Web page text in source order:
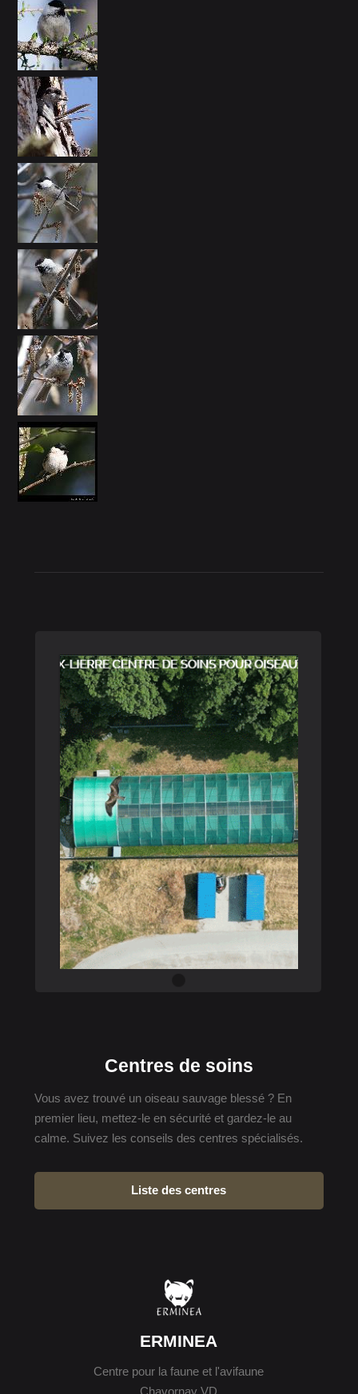
Centres de soins
Vous avez trouvé un oiseau sauvage blessé ? En
premier lieu, mettez-le en sécurité et gardez-le au
calme. Suivez les conseils des centres spécialisés.
Liste des centres
ERMINEA
Centre pour la faune et l'avifaune